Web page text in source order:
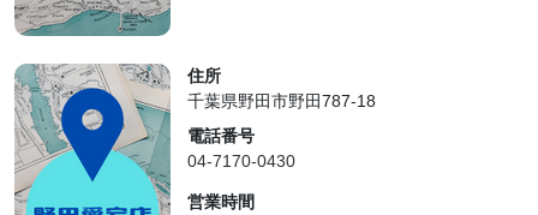
住所
千葉県野田市野田787-18
電話番号
04-7170-0430
営業時間